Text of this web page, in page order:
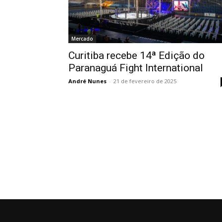
Mercado
Curitiba recebe 14ª Edição do
Paranaguá Fight International
André Nunes - 21 de fevereiro de 2025